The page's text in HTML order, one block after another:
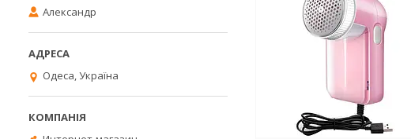
Александр
Одеса, Україна